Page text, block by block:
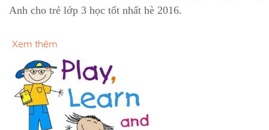
Anh cho trẻ lớp 3 học tốt nhất hè 2016.
Xem thêm